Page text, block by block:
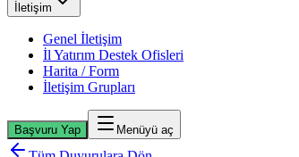
İletişim
Genel İletişim
İl Yatırım Destek Ofisleri
Harita / Form
İletişim Grupları
Başvuru Yap Menüyü aç